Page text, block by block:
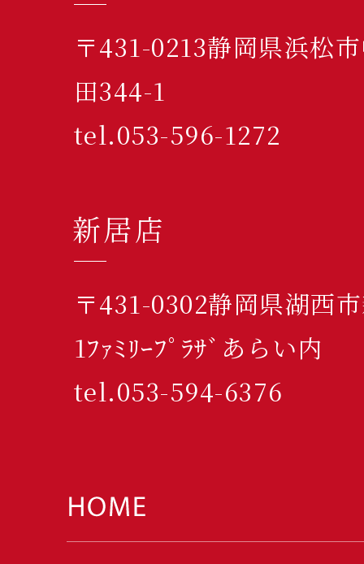
〒431-0213静岡県浜松
田344-1
tel.053-596-1272
新居店
〒431-0302静岡県湖西
1ﾌｧﾐﾘｰﾌﾟﾗｻﾞあらい内
tel.053-594-6376